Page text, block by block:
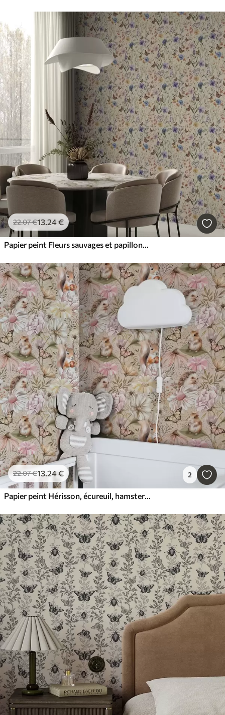
22.07€13.24€
Papier peint Fleurs sauvages et papillons dans un style aquarelle doux
22.07€13.24€ 2
Papier peint Hérisson, écureuil, hamster et papillons mignons avec des fleurs aux couleurs pastel